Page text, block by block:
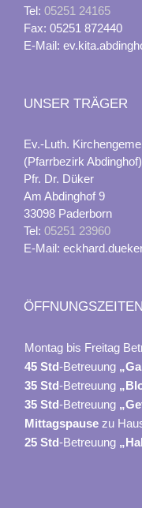
Tel: 05251 24165
Fax: 05251 872440
E-Mail:
UNSER TRÄGER
Ev.-Luth.
(Pfarrbezirk Abdinghof)
Pfr. Dr. Düker
Am Abdinghof 9
33098 Paderborn
Tel: 05251 23960
E-Mail:
ÖFFNUNGSZEITEN
Montag bis Freitag
45 Std-Betreuung
35 Std-Betreuung
35 Std-Betreuung
Mittagspause zu
25 Std-Betreuung